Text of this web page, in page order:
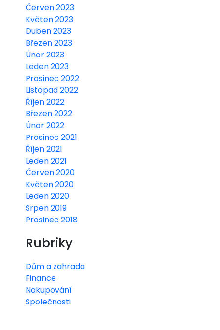
Červen 2023
Květen 2023
Duben 2023
Březen 2023
Únor 2023
Leden 2023
Prosinec 2022
Listopad 2022
Říjen 2022
Březen 2022
Únor 2022
Prosinec 2021
Říjen 2021
Leden 2021
Červen 2020
Květen 2020
Leden 2020
Srpen 2019
Prosinec 2018
Rubriky
Dům a zahrada
Finance
Nakupování
Společnosti